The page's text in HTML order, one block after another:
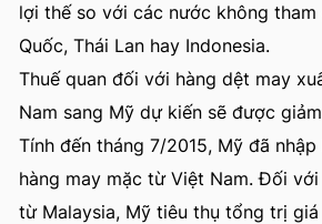
lợi thế so với các nước không tham
Quốc, Thái Lan hay Indonesia.
Thuế quan đối với hàng dệt may
Nam sang Mỹ dự kiến sẽ được
Tính đến tháng 7/2015, Mỹ đã nhập
hàng may mặc từ Việt Nam. Đối
từ Malaysia, Mỹ tiêu thụ tổng trị